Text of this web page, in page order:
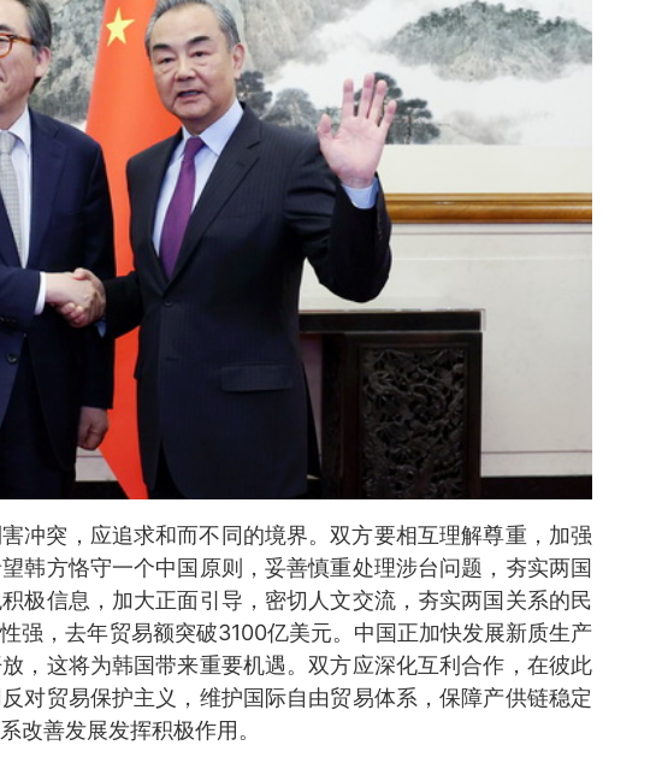
冲突，应追求和而不同的境界。双方要相互理解尊重，加强
韩方恪守一个中国原则，妥善慎重处理涉台问题，夯实两国
极信息，加大正面引导，密切人文交流，夯实两国关系的民
强，去年贸易额突破3100亿美元。中国正加快发展新质生产
，这将为韩国带来重要机遇。双方应深化互利合作，在彼此
对贸易保护主义，维护国际自由贸易体系，保障产供链稳定
改善发展发挥积极作用。